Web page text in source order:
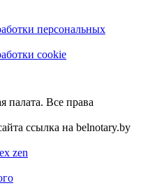
персональных
cookie
палата. Все права
ссылка на belnotary.by
zen